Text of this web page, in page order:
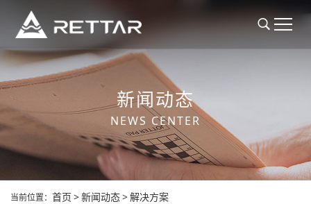
新闻动态
NEWS CENTER
当前位置： 首页 >新闻动态>解决方案